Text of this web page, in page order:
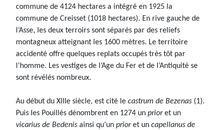
commune de 4124 hectares a intégré en 1925 la
commune de Creisset (1018 hectares). En rive gauche de
l’Asse, les deux terroirs sont séparés par des reliefs
montagneux atteignant les 1600 mètres. Le territoire
accidenté offre quelques replats occupés très tôt par
l’homme. Les vestiges de l’Age du Fer et de l’Antiquité se
sont révélés nombreux.
Au début du XIIIe siècle, est cité le castrum de Bezenas (1).
Puis les Pouillés dénombrent en 1274 un prioret un
vicarius de Bedenis ainsi qu’un prioret un capellanus de